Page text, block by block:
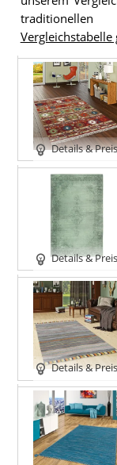
Vergleichstabelle
Details &
Details &
Details &